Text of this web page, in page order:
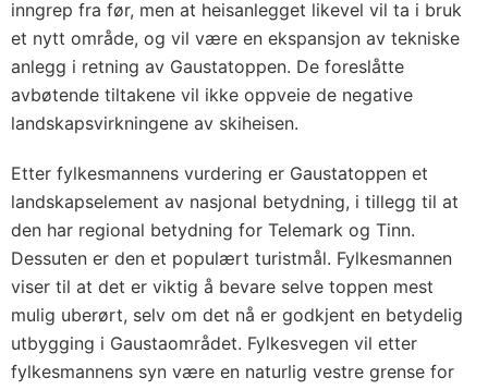
inngrep fra før, men at heisanlegget likevel vil ta i bruk
et nytt område, og vil være en ekspansjon av tekniske
anlegg i retning av Gaustatoppen. De foreslåtte
avbøtende tiltakene vil ikke oppveie de negative
landskapsvirkningene av skiheisen.
Etter fylkesmannens vurdering er Gaustatoppen et
landskapselement av nasjonal betydning, i tillegg til at
den har regional betydning for Telemark og Tinn.
Dessuten er den et populært turistmål. Fylkesmannen
viser til at det er viktig å bevare selve toppen mest
mulig uberørt, selv om det nå er godkjent en betydelig
utbygging i Gaustaområdet. Fylkesvegen vil etter
fylkesmannens syn være en naturlig vestre grense for